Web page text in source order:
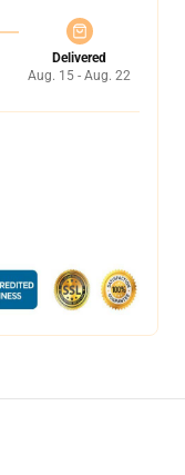
Delivered
Aug. 15 - Aug. 22